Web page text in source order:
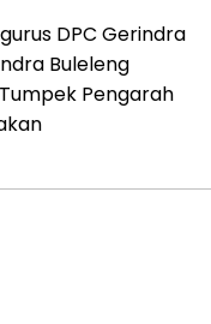
DPC Gerindra
Buleleng
Pengarah